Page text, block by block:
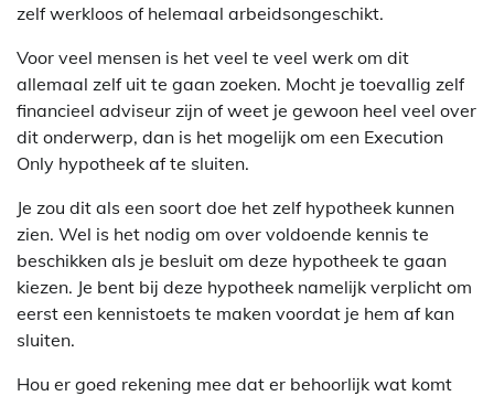
zelf werkloos of helemaal arbeidsongeschikt.
Voor veel mensen is het veel te veel werk om dit
allemaal zelf uit te gaan zoeken. Mocht je toevallig zelf
financieel adviseur zijn of weet je gewoon heel veel over
dit onderwerp, dan is het mogelijk om een Execution
Only hypotheek af te sluiten.
Je zou dit als een soort doe het zelf hypotheek kunnen
zien. Wel is het nodig om over voldoende kennis te
beschikken als je besluit om deze hypotheek te gaan
kiezen. Je bent bij deze hypotheek namelijk verplicht om
eerst een kennistoets te maken voordat je hem af kan
sluiten.
Hou er goed rekening mee dat er behoorlijk wat komt